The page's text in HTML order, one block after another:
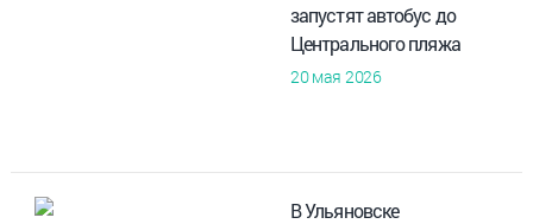
запустят автобус до
Центрального пляжа
20 мая 2026
В Ульяновске